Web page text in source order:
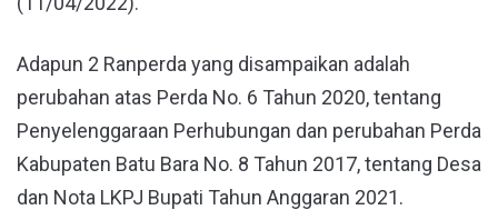
Adapun 2 Ranperda yang disampaikan adalah
perubahan atas Perda No. 6 Tahun 2020, tentang
Penyelenggaraan Perhubungan dan perubahan Perda
Kabupaten Batu Bara No. 8 Tahun 2017, tentang Desa
dan Nota LKPJ Bupati Tahun Anggaran 2021.